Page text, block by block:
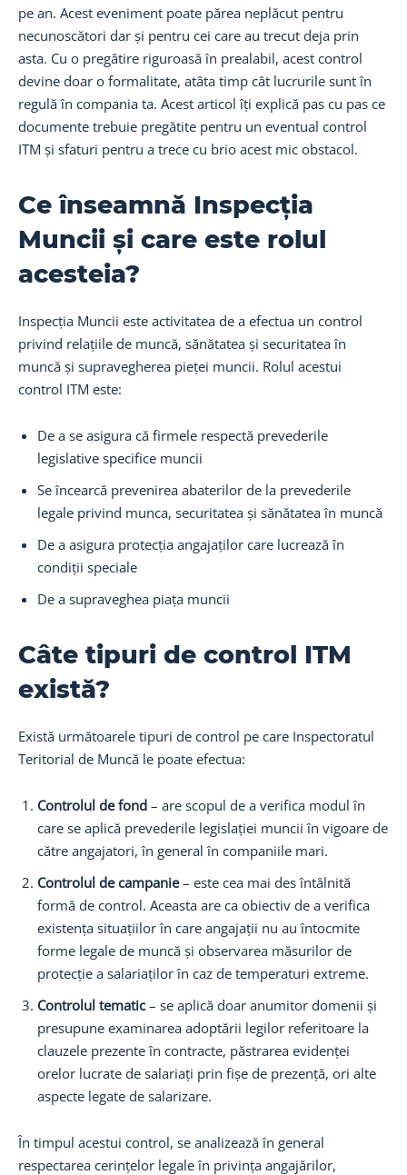
pe an. Acest eveniment poate părea neplăcut pentru
necunoscători dar și pentru cei care au trecut deja prin
asta. Cu o pregătire riguroasă în prealabil, acest control
devine doar o formalitate, atâta timp cât lucrurile sunt în
regulă în compania ta. Acest articol îți explică pas cu pas ce
documente trebuie pregătite pentru un eventual control
ITM și sfaturi pentru a trece cu brio acest mic obstacol.
Ce înseamnă Inspecția
Muncii și care este rolul
acesteia?
Inspecția Muncii este activitatea de a efectua un control
privind relațiile de muncă, sănătatea și securitatea în
muncă și supravegherea pieței muncii. Rolul acestui
control ITM este:
De a se asigura că firmele respectă prevederile
legislative specifice muncii
Se încearcă prevenirea abaterilor de la prevederile
legale privind munca, securitatea și sănătatea în muncă
De a asigura protecția angajaților care lucrează în
condiții speciale
De a supraveghea piața muncii
Câte tipuri de control ITM
există?
Există următoarele tipuri de control pe care Inspectoratul
Teritorial de Muncă le poate efectua:
Controlul de fond – are scopul de a verifica modul în
care se aplică prevederile legislației muncii în vigoare de
către angajatori, în general în companiile mari.
Controlul de campanie– este cea mai des întâlnită
formă de control. Aceasta are ca obiectiv de a verifica
existența situațiilor în care angajații nu au întocmite
forme legale de muncă și observarea măsurilor de
protecție a salariaților în caz de temperaturi extreme.
Controlul tematic– se aplică doar anumitor domenii și
presupune examinarea adoptării legilor referitoare la
clauzele prezente în contracte, păstrarea evidenței
orelor lucrate de salariați prin fișe de prezență, ori alte
aspecte legate de salarizare.
În timpul acestui control, se analizează în general
respectarea cerințelor legale în privința angajărilor,